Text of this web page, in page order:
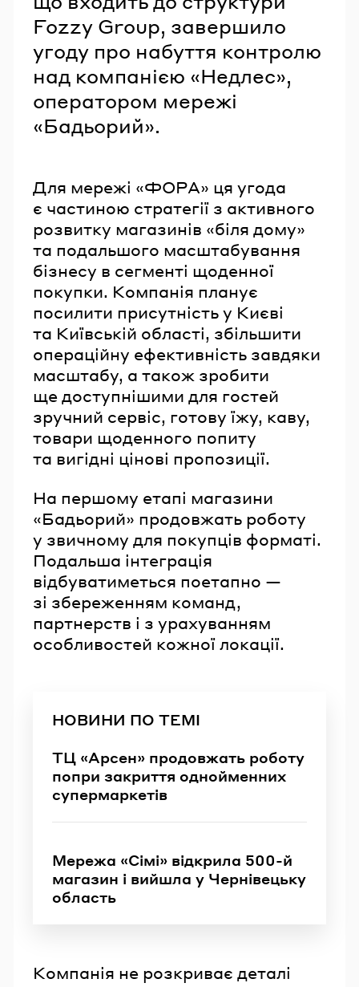
Fozzy Group, завершило
угоду про набуття контролю
над компанією «Недлес»,
оператором мережі
«Бадьорий».
Для мережі «ФОРА» ця угода
є частиною стратегії з активного
розвитку магазинів «біля дому»
та подальшого масштабування
бізнесу в сегменті щоденної
покупки. Компанія планує
посилити присутність у Києві
та Київській області, збільшити
операційну ефективність завдяки
масштабу, а також зробити
ще доступнішими для гостей
зручний сервіс, готову їжу, каву,
товари щоденного попиту
та вигідні цінові пропозиції.
На першому етапі магазини
«Бадьорий» продовжать роботу
у звичному для покупців форматі.
Подальша інтеграція
відбуватиметься поетапно —
зі збереженням команд,
партнерств і з урахуванням
особливостей кожної локації.
НОВИНИ ПО ТЕМІ
ТЦ «Арсен» продовжать роботу
попри закриття однойменних
супермаркетів
Мережа «Сімі» відкрила 500-й
магазин і вийшла у Чернівецьку
область
Компанія не розкриває деталі